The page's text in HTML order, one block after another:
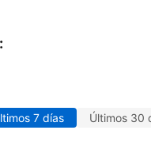
7 días Últimos 30